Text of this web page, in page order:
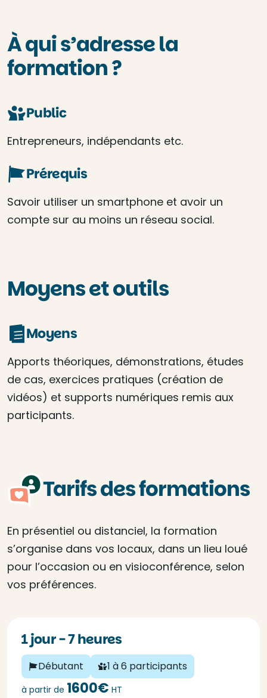
À qui s’adresse la
formation ?
Public
Entrepreneurs, indépendants etc.
Prérequis
Savoir utiliser un smartphone et avoir un
compte sur au moins un réseau social.
Moyens et outils
Moyens
Apports théoriques, démonstrations, études
de cas, exercices pratiques (création de
vidéos) et supports numériques remis aux
participants.
Tarifs des formations
En présentiel ou distanciel, la formation
s’organise dans vos locaux, dans un lieu loué
pour l’occasion ou en visioconférence, selon
vos préférences.
1 jour - 7 heures
Débutant 1 à 6 participants
à partir de 1600€ HT